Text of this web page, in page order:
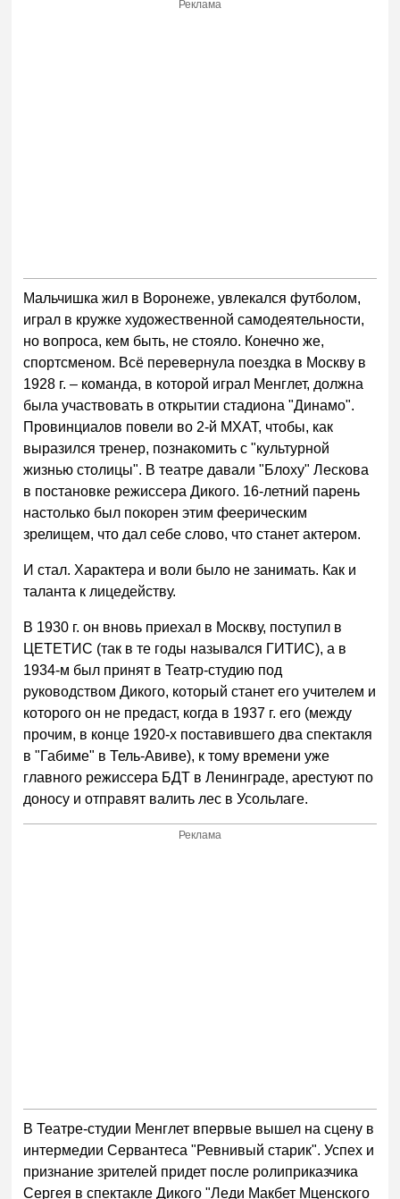
Реклама
Мальчишка жил в Воронеже, увлекался футболом,
играл в кружке художественной самодеятельности,
но вопроса, кем быть, не стояло. Конечно же,
спортсменом. Всё перевернула поездка в Москву в
1928 г. – команда, в которой играл Менглет, должна
была участвовать в открытии стадиона "Динамо".
Провинциалов повели во 2-й МХАТ, чтобы, как
выразился тренер, познакомить с "культурной
жизнью столицы". В театре давали "Блоху" Лескова
в постановке режиссера Дикого. 16-летний парень
настолько был покорен этим феерическим
зрелищем, что дал себе слово, что станет актером.
И стал. Характера и воли было не занимать. Как и
таланта к лицедейству.
В 1930 г. он вновь приехал в Москву, поступил в
ЦЕТЕТИС (так в те годы назывался ГИТИС), а в
1934-м был принят в Театр-студию под
руководством Дикого, который станет его учителем и
которого он не предаст, когда в 1937 г. его (между
прочим, в конце 1920-х поставившего два спектакля
в "Габиме" в Тель-Авиве), к тому времени уже
главного режиссера БДТ в Ленинграде, арестуют по
доносу и отправят валить лес в Усольлаге.
Реклама
В Театре-студии Менглет впервые вышел на сцену в
интермедии Сервантеса "Ревнивый старик". Успех и
признание зрителей придет после ролиприказчика
Сергея в спектакле Дикого "Леди Макбет Мценского